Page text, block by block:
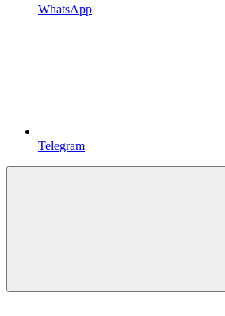
WhatsApp
Telegram